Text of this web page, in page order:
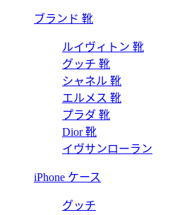
ブランド 靴
ルイヴィトン 靴
グッチ 靴
シャネル 靴
エルメス 靴
プラダ 靴
Dior 靴
イヴサンローラン
iPhone ケース
グッチ